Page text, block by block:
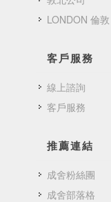
LONDON 倫敦
客戶服務
線上諮詢
客戶服務
推薦連結
成舍粉絲團
成舍部落格